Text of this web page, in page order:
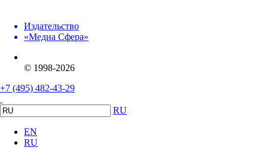
Издательство
«Медиа Сфера»
© 1998-2026
+7 (495) 482-43-29
RU
EN
RU